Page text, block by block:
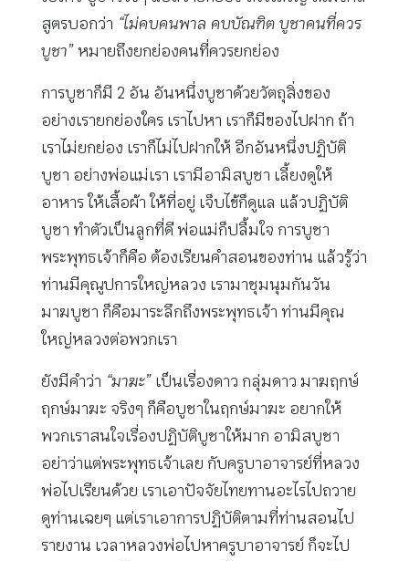
สูตรบอกว่า “ไม่คบคนพาล คบบัณฑิต บูชาคนที่ควร
บูชา” หมายถึงยกย่องคนที่ควรยกย่อง
การบูชาก็มี 2 อัน อันหนึ่งบูชาด้วยวัตถุสิ่งของ
อย่างเรายกย่องใคร เราไปหา เราก็มีของไปฝาก ถ้า
เราไม่ยกย่อง เราก็ไม่ไปฝากให้ อีกอันหนึ่งปฏิบัติ
บูชา อย่างพ่อแม่เรา เรามีอามิสบูชา เลี้ยงดูให้
อาหาร ให้เสื้อผ้า ให้ที่อยู่ เจ็บไข้ก็ดูแล แล้วปฏิบัติ
บูชา ทำตัวเป็นลูกที่ดี พ่อแม่ก็ปลื้มใจ การบูชา
พระพุทธเจ้าก็คือ ต้องเรียนคำสอนของท่าน แล้วรู้ว่า
ท่านมีคุณูปการใหญ่หลวง เรามาชุมนุมกันวัน
มาฆบูชา ก็คือมาระลึกถึงพระพุทธเจ้า ท่านมีคุณ
ใหญ่หลวงต่อพวกเรา
ยังมีคำว่า “มาฆะ” เป็นเรื่องดาว กลุ่มดาว มาฆฤกษ์
ฤกษ์มาฆะ จริงๆ ก็คือบูชาในฤกษ์มาฆะ อยากให้
พวกเราสนใจเรื่องปฏิบัติบูชาให้มาก อามิสบูชา
อย่าว่าแต่พระพุทธเจ้าเลย กับครูบาอาจารย์ที่หลวง
พ่อไปเรียนด้วย เราเอาปัจจัยไทยทานอะไรไปถวาย
ดูท่านเฉยๆ แต่เราเอาการปฏิบัติตามที่ท่านสอนไป
รายงาน เวลาหลวงพ่อไปหาครูบาอาจารย์ ก็จะไป